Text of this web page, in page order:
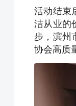
活动结束
洁从业的
步，滨州
协会高质